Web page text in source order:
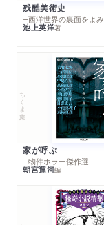
残酷美術史
─西洋世界の裏面をよみ
池上英洋著
ちくま文庫
家が呼ぶ
─物件ホラー傑作選
朝宮運河編